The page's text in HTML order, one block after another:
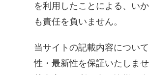
を利用したことによる、い
も責任を負いません。
当サイトの記載内容につい
性・最新性を保証いたしま